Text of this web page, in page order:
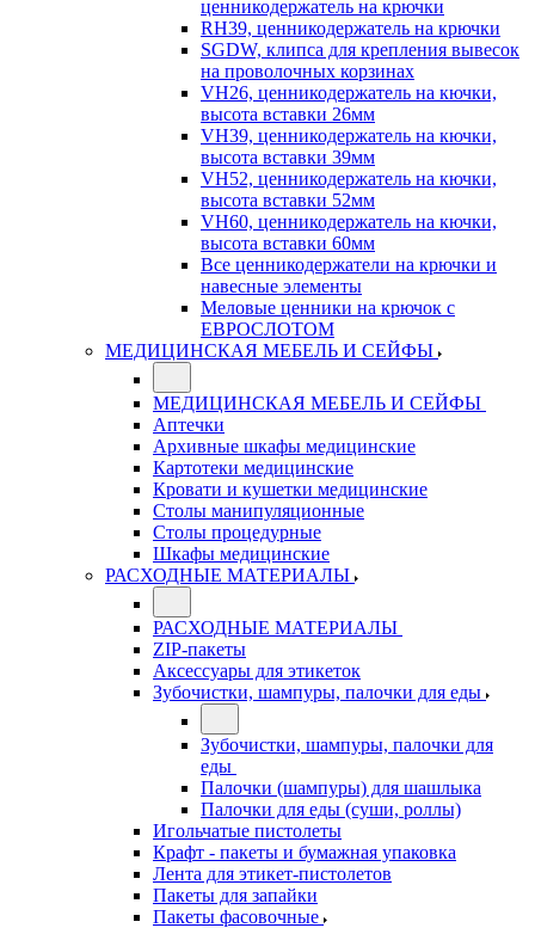
ценникодержатель на крючки
RH39, ценникодержатель на крючки
SGDW, клипса для крепления вывесок
на проволочных корзинах
VH26, ценникодержатель на кючки,
высота вставки 26мм
VH39, ценникодержатель на кючки,
высота вставки 39мм
VH52, ценникодержатель на кючки,
высота вставки 52мм
VH60, ценникодержатель на кючки,
высота вставки 60мм
Все ценникодержатели на крючки и
навесные элементы
Меловые ценники на крючок с
ЕВРОСЛОТОМ
МЕДИЦИНСКАЯ МЕБЕЛЬ И СЕЙФЫ
МЕДИЦИНСКАЯ МЕБЕЛЬ И СЕЙФЫ
Аптечки
Архивные шкафы медицинские
Картотеки медицинские
Кровати и кушетки медицинские
Столы манипуляционные
Столы процедурные
Шкафы медицинские
РАСХОДНЫЕ МАТЕРИАЛЫ
РАСХОДНЫЕ МАТЕРИАЛЫ
ZIP-пакеты
Аксессуары для этикеток
Зубочистки, шампуры, палочки для еды
Зубочистки, шампуры, палочки для
еды
Палочки (шампуры) для шашлыка
Палочки для еды (суши, роллы)
Игольчатые пистолеты
Крафт - пакеты и бумажная упаковка
Лента для этикет-пистолетов
Пакеты для запайки
Пакеты фасовочные